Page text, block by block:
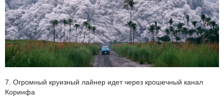
7. Огромный круизный лайнер идет через крошечный канал
Коринфа